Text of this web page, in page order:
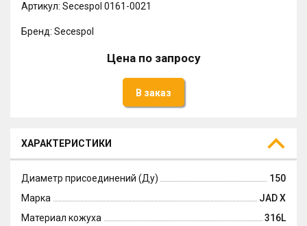
Артикул: Secespol 0161-0021
Бренд: Secespol
Цена по запросу
В заказ
ХАРАКТЕРИСТИКИ
Диаметр присоединений (Ду)
150
Марка
JAD X
Материал кожуха
316L